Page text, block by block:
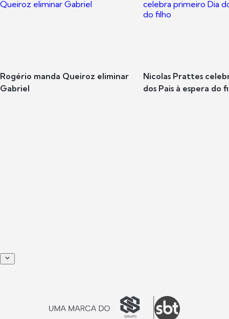
Rogério manda Queiroz eliminar
Gabriel
Nicolas Prattes
dos Pais à espera do